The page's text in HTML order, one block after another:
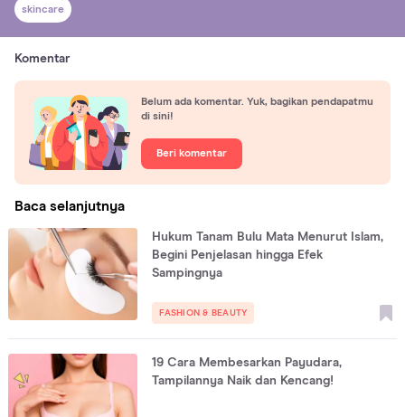
skincare
Komentar
Belum ada komentar. Yuk, bagikan pendapatmu
di sini!
Beri komentar
Baca selanjutnya
Hukum Tanam Bulu Mata Menurut Islam,
Begini Penjelasan hingga Efek
Sampingnya
FASHION & BEAUTY
19 Cara Membesarkan Payudara,
Tampilannya Naik dan Kencang!